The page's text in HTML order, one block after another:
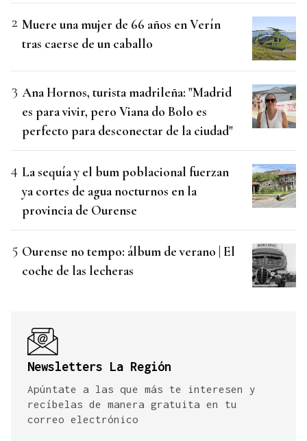
Muere una mujer de 66 años en Verín
tras caerse de un caballo
Ana Hornos, turista madrileña: "Madrid
es para vivir, pero Viana do Bolo es
perfecto para desconectar de la ciudad"
La sequía y el bum poblacional fuerzan
ya cortes de agua nocturnos en la
provincia de Ourense
Ourense no tempo: álbum de verano | El
coche de las lecheras
Newsletters La Región
Apúntate a las que más te interesen y
recíbelas de manera gratuita en tu
correo electrónico